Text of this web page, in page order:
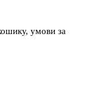
умови за